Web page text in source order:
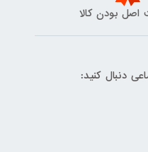
اصل بودن کالا
دنبال کنید: